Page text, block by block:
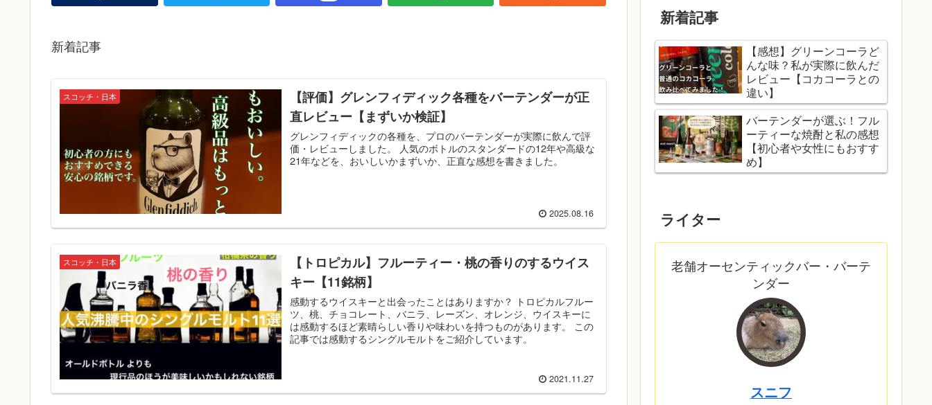
新着記事
スコッチ・日本
【評価】グレンフィディック各種をバーテンダーが正
直レビュー【まずいか検証】
グレンフィディックの各種を、プロのバーテンダーが実際に飲んで評
価・レビューしました。 人気のボトルのスタンダードの12年や高級な
21年などを、おいしいかまずいか、正直な感想を書きました。
2025.08.16
スコッチ・日本
【トロピカル】フルーティー・桃の香りのするウイス
キー【11銘柄】
感動するウイスキーと出会ったことはありますか？ トロピカルフルー
ツ、桃、チョコレート、バニラ、レーズン、オレンジ、ウイスキーに
は感動するほど素晴らしい香りや味わいを持つものがあります。 この
記事では感動するシングルモルトをご紹介しています。
2021.11.27
新着記事
【感想】グリーンコーラど
んな味？私が実際に飲んだ
レビュー【コカコーラとの
違い】
バーテンダーが選ぶ！フル
ーティーな焼酎と私の感想
【初心者や女性にもおすす
め】
ライター
老舗オーセンティックバー・バーテ
ンダー
スニフ